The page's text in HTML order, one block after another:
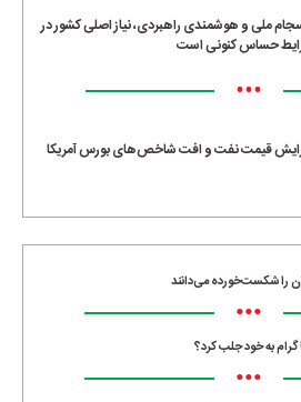
ملی و هوشمندی راهبردی، نیاز اصلی کشور در
حساس کنونی است
•••
قیمت نفت و افت شاخص‌های بورس آمریکا
•••
به خود جلب کرد؟
•••